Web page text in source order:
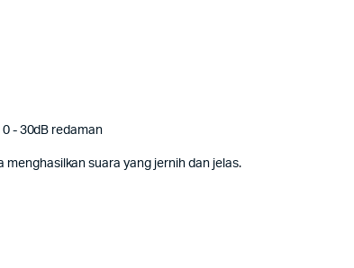
0 - 30dB redaman
suara yang jernih dan jelas.